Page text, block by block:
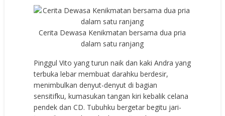
Cerita Dewasa Kenikmatan bersama dua pria
dalam satu ranjang
Pinggul Vito yang turun naik dan kaki Andra yang
terbuka lebar membuat darahku berdesir,
menimbulkan denyut-denyut di bagian
sensitifku, kumasukan tangan kiri kebalik celana
pendek dan CD. Tubuhku bergetar begitu jari-